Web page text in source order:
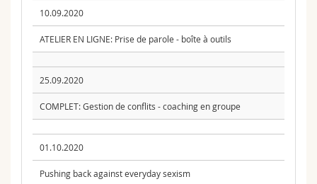
10.09.2020
ATELIER EN LIGNE: Prise de parole - boîte à outils
25.09.2020
COMPLET: Gestion de conflits - coaching en groupe
01.10.2020
Pushing back against everyday sexism